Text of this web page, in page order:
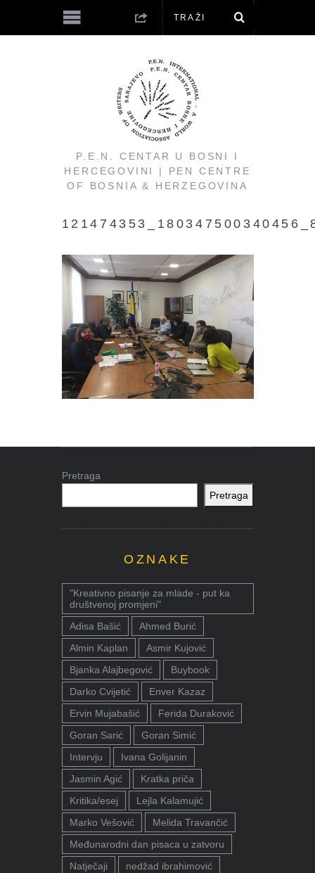
P.E.N. CENTAR U BOSNI I
HERCEGOVINI | PEN CENTRE
OF BOSNIA & HERZEGOVINA
Pretraga
Pretraga
OZNAKE
"Kreativno pisanje za mlade - put ka
društvenoj promjeni"
Adisa Bašić
Ahmed Burić
Almin Kaplan
Asmir Kujović
Bjanka Alajbegović
Buybook
Darko Cvijetić
Enver Kazaz
Ervin Mujabašić
Ferida Duraković
Goran Sarić
Goran Simić
Intervju
Ivana Golijanin
Jasmin Agić
Kratka priča
Kritika/esej
Lejla Kalamujić
Marko Vešović
Melida Travančić
Međunarodni dan pisaca u zatvoru
Natječaji
nedžad ibrahimović